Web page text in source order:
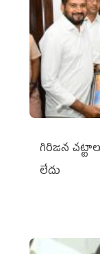
గిరిజన
లేదు